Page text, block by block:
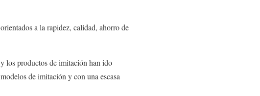
a la rapidez, calidad, ahorro de
los productos de imitación han ido
de imitación y con una escasa